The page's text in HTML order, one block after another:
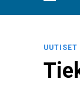
UUTISET